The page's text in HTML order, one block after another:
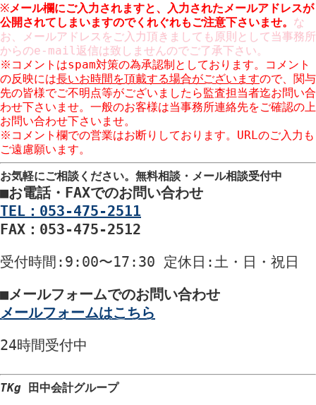
※メール欄にご入力されますと、入力された メールアドレスが
公開 されてしまいますのでくれぐれもご注意下さいませ。 な
お、メールアドレスをご入力頂きましても原則として当事務所
からのe-mail返信は致しませんのでご了承下さい。
※コメントはspam対策の為承認制としております。コメント
の反映には長いお時間を頂戴する場合がございますので、関与
先の皆様でご不明点等がございましたら監査担当者迄お問い合
わせ下さいませ。一般のお客様は当事務所連絡先をご確認の上
お問い合わせ下さいませ。
※コメント欄での営業はお断りしております。URLのご入力も
ご遠慮願います。
お気軽にご相談ください。 無料相談・メール相談受付中
■お電話・FAXでのお問い合わせ
TEL：053-475-2511
FAX：053-475-2512
受付時間 :9:00〜17:30 定休日 :土・日・祝日
■メールフォームでのお問い合わせ
メールフォームはこちら
24時間受付中
TKg 田中会計グループ